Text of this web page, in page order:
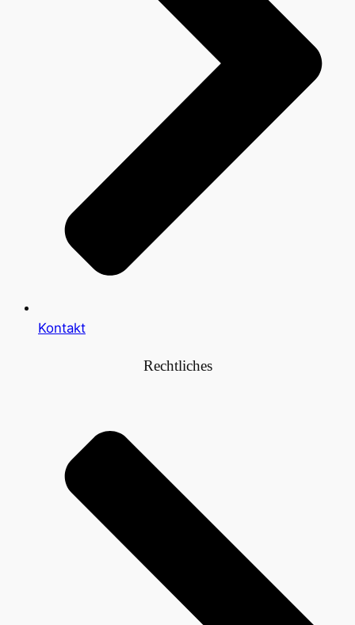
Kontakt
Rechtliches